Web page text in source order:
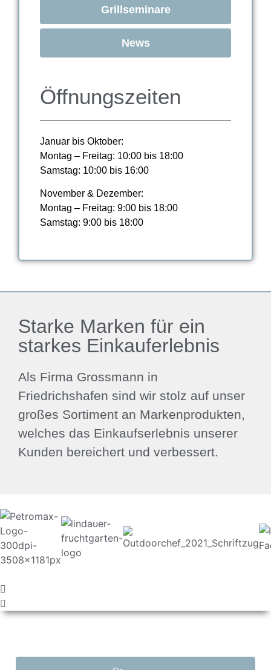
Grillseminare
News
Öffnungszeiten
Januar bis Oktober:
Montag – Freitag: 10:00 bis 18:00
Samstag: 10:00 bis 16:00
November & Dezember:
Montag – Freitag: 9:00 bis 18:00
Samstag: 9:00 bis 18:00
Starke Marken für ein
starkes Einkauferlebnis
Als Firma Grossmann in
Friedrichshafen sind wir stolz auf unser
großes Sortiment an Markenprodukten,
welches das Einkaufserlebnis unserer
Kunden bereichert und verbessert.